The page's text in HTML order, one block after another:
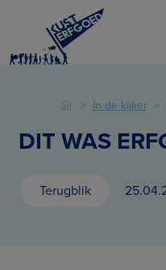
In de kijker
DIT WAS
Terugblik